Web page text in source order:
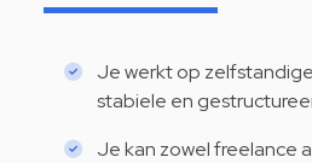
Je werkt op
stabiele en
Je kan zowel freelance